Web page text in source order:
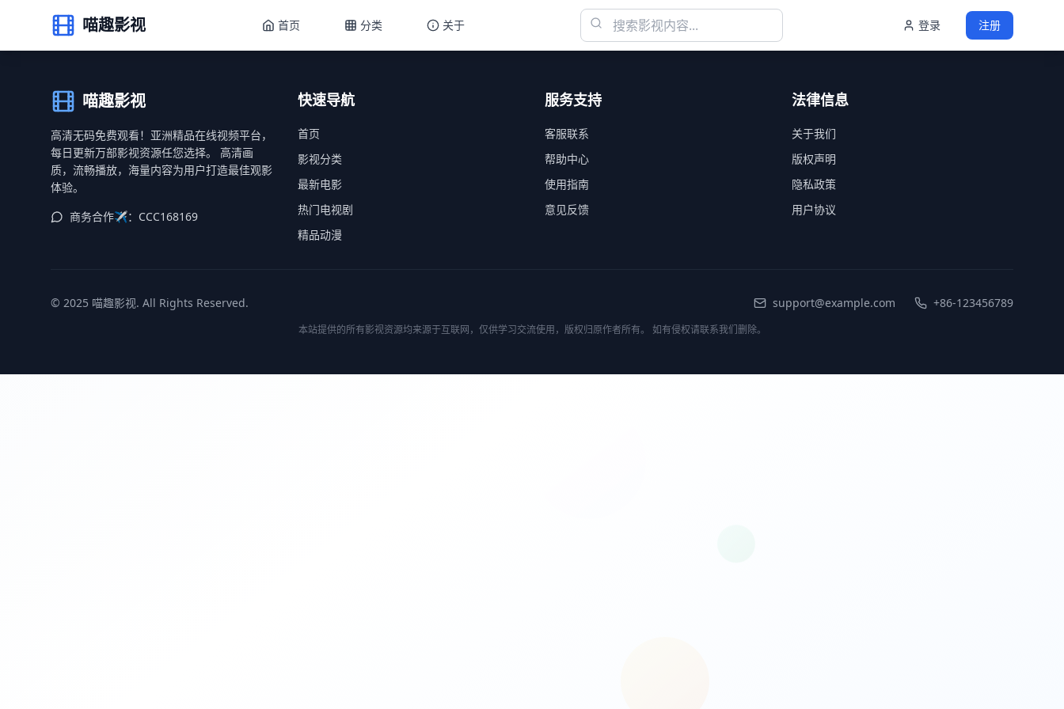
喵趣影视 首页 分类 关于 登录 注册
喵趣影视
高清无码免费观看！亚洲精品在线视频平台，
每日更新万部影视资源任您选择。 高清画
质，流畅播放，海量内容为用户打造最佳观影
体验。
商务合作✈️：CCC168169
快速导航
首页
影视分类
最新电影
热门电视剧
精品动漫
服务支持
客服联系
帮助中心
使用指南
意见反馈
法律信息
关于我们
版权声明
隐私政策
用户协议
© 2025 喵趣影视. All Rights Reserved. support@example.com +86-123456789
本站提供的所有影视资源均来源于互联网，仅供学习交流使用，版权归原作者所有。 如有侵权请联系我们删除。